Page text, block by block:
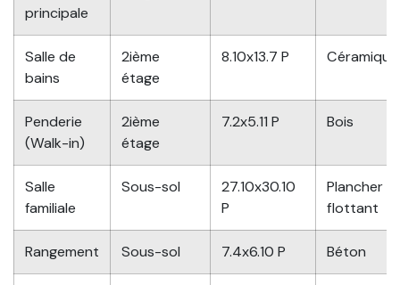
principale
Salle de
bains
2ième
étage
8.10x13.7 P Céramique
Penderie
(Walk-in)
2ième
étage
7.2x5.11 P Bois
Salle
familiale
Sous-sol
27.10x30.10
P
Plancher
flottant
Rangement Sous-sol 7.4x6.10 P Béton